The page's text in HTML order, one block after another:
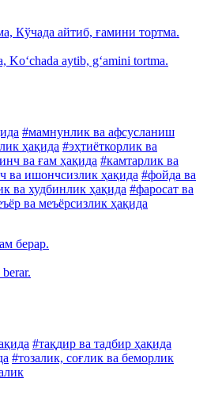
Кўчада айтиб, ғамини тортма.
Ko‘chada aytib, g‘amini tortma.
#мамнунлик ва афсусланиш
ҳақида #эҳтиёткорлик ва
ва ғам ҳақида #камтарлик ва
ва ишончсизлик ҳақида #фойда ва
ва худбинлик ҳақида #фаросат ва
ва меъёрсизлик ҳақида
берар.
#тақдир ва тадбир ҳақида
#тозалик, соғлик ва беморлик